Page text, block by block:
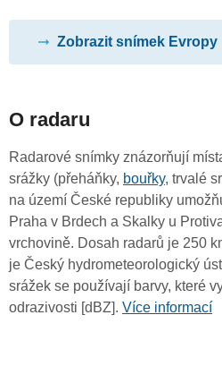
Zobrazit snímek Evropy
O radaru
Radarové snímky znázorňují
srážky (přeháňky, bouřky, trvalé
na území České republiky
Praha v Brdech a Skalky u
vrchovině. Dosah radarů je 250
je Český hydrometeorologický
srážek se používají barvy, které
odrazivosti [dBZ]. Více informací